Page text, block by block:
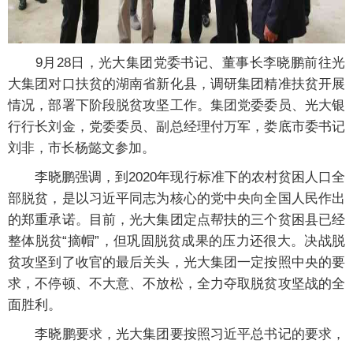
9月28日，光大集团党委书记、董事长李晓鹏前往光
大集团对口扶贫的湖南省新化县，调研集团精准扶贫开展
情况，部署下阶段脱贫攻坚工作。集团党委委员、光大银
行行长刘金，党委委员、副总经理付万军，娄底市委书记
刘非，市长杨懿文参加。
李晓鹏强调，到2020年现行标准下的农村贫困人口全
部脱贫，是以习近平同志为核心的党中央向全国人民作出
的郑重承诺。目前，光大集团定点帮扶的三个贫困县已经
整体脱贫“摘帽”，但巩固脱贫成果的压力还很大。决战脱
贫攻坚到了收官的最后关头，光大集团一定按照中央的要
求，不停顿、不大意、不放松，全力夺取脱贫攻坚战的全
面胜利。
李晓鹏要求，光大集团要按照习近平总书记的要求，